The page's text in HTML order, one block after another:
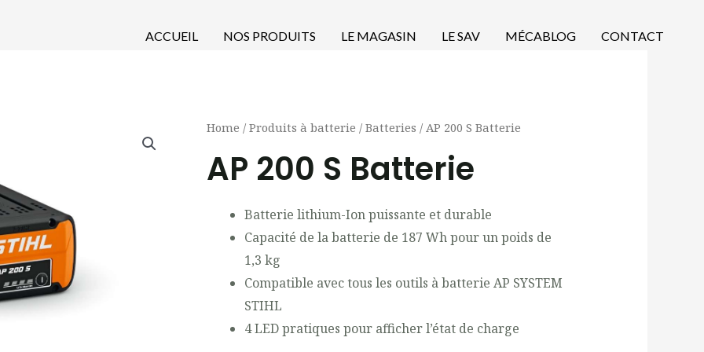
ACCUEIL NOS PRODUITS LE MAGASIN LE SAV MÉCABLOG CONTACT
Home /Produits à batterie /Batteries / AP 200 S Batterie
AP 200 S Batterie
Batterie lithium-Ion puissante et durable
Capacité de la batterie de 187 Wh pour un poids de
1,3 kg
Compatible avec tous les outils à batterie AP SYSTEM
STIHL
4 LED pratiques pour afficher l’état de charge